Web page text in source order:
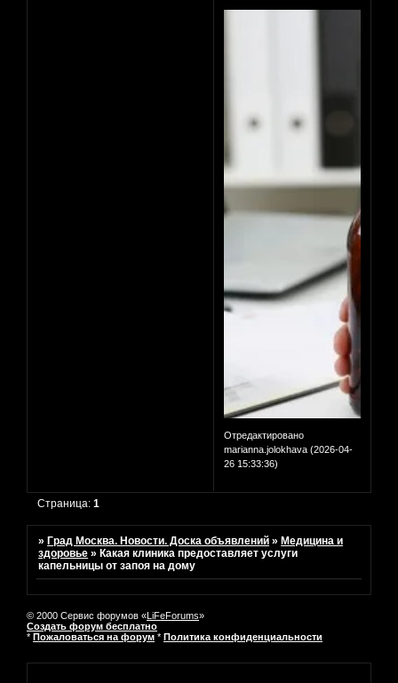
Отредактировано
marianna.jolokhava (2026-04-
26 15:33:36)
Страница:1
»Град Москва. Новости. Доска объявлений »Медицина и
здоровье »Какая клиника предоставляет услуги
капельницы от запоя на дому
© 2000 Сервис форумов «LiFeForums»
Создать форум бесплатно
* Пожаловаться на форум * Политика конфиденциальности